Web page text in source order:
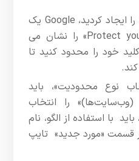
بعد از اینکه کلید API خود را ایجاد کردید، Google یک
پنجره بازشو «Protect your API key» را نشان می
خود را محدود کنید تا
نوع محدودیت»، باید
«ارجاع دهندگان HTTP (وب‌سایت‌ها)» را انتخاب
با استفاده از الگو، نام
قسمت «مورد جدید» تایپ